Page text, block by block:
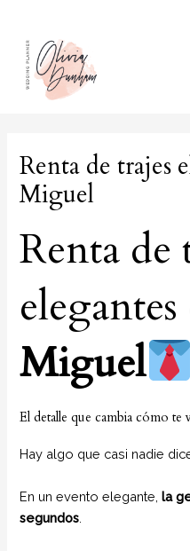
contenido
Renta de trajes
Miguel
Renta de
Miguel
El detalle que cambia cómo te
Hay algo que casi nadie
En un evento elegante,la
segundos